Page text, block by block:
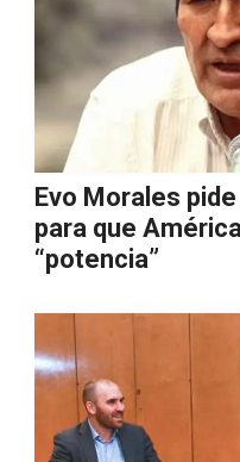
Evo Morales
para que
“potencia”